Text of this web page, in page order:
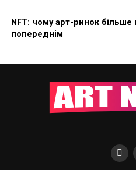
NFT: чому арт-ринок більше
попереднім